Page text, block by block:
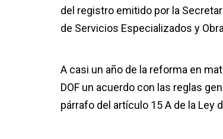
del registro emitido por la
de Servicios Especializados y
A casi un año de la reforma en
DOF un acuerdo con las reglas
párrafo del artículo 15 A de la Ley